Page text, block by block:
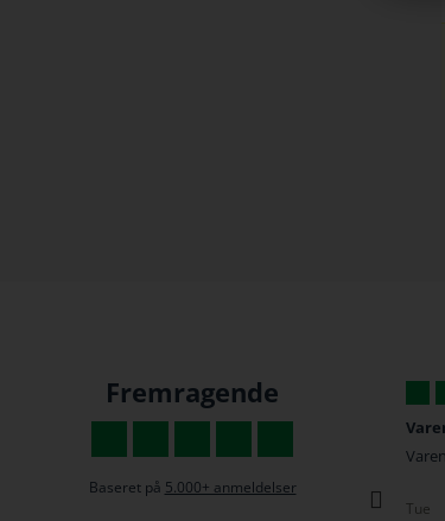
Fremragende
Baseret på 5.000+ anmeldelser
Altid super hurtige
Altid super hurtige til at svare og så er deres
kundeservice fantastisk!
Tue